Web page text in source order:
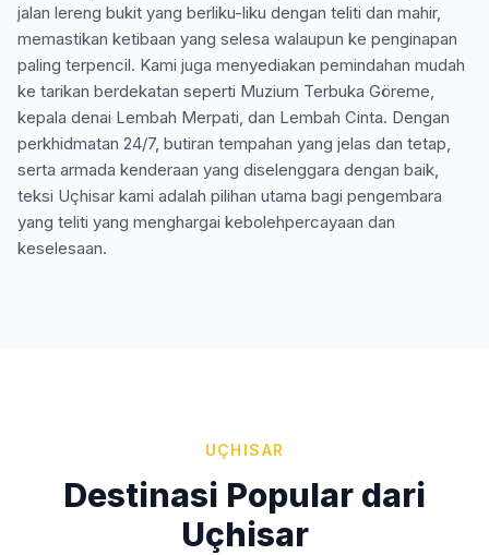
jalan lereng bukit yang berliku-liku dengan teliti dan mahir,
memastikan ketibaan yang selesa walaupun ke penginapan
paling terpencil. Kami juga menyediakan pemindahan mudah
ke tarikan berdekatan seperti Muzium Terbuka Göreme,
kepala denai Lembah Merpati, dan Lembah Cinta. Dengan
perkhidmatan 24/7, butiran tempahan yang jelas dan tetap,
serta armada kenderaan yang diselenggara dengan baik,
teksi Uçhisar kami adalah pilihan utama bagi pengembara
yang teliti yang menghargai kebolehpercayaan dan
keselesaan.
UÇHISAR
Destinasi Popular dari
Uçhisar